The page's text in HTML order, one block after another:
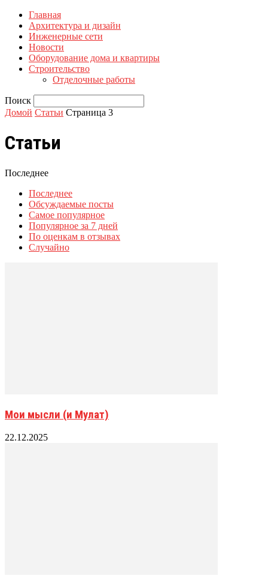
Главная
Архитектура и дизайн
Инженерные сети
Новости
Оборудование дома и квартиры
Строительство
Отделочные работы
Поиск
Домой Статьи Страница 3
Статьи
Последнее
Последнее
Обсуждаемые посты
Самое популярное
Популярное за 7 дней
По оценкам в отзывах
Случайно
Мои мысли (и Мулат)
22.12.2025